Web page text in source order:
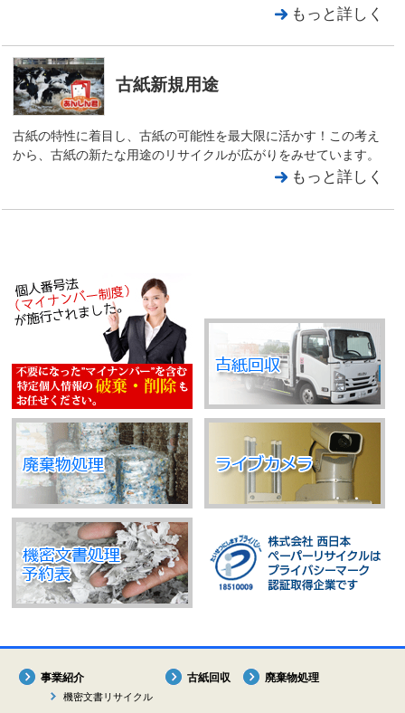
もっと詳しく
古紙新規用途
古紙の特性に着目し、古紙の可能性を最大限に活かす！この考え
から、古紙の新たな用途のリサイクルが広がりをみせています。
もっと詳しく
事業紹介
機密文書リサイクル
古紙回収 廃棄物処理